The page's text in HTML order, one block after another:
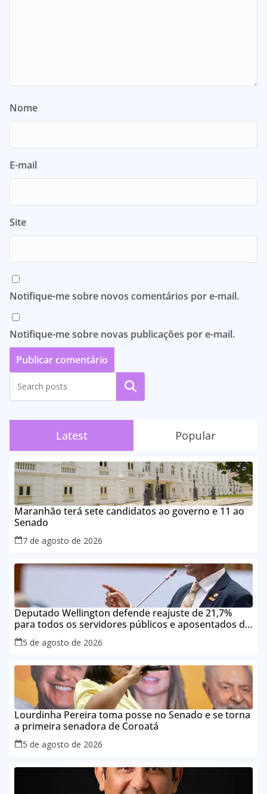
Nome
E-mail
Site
Notifique-me sobre novos comentários por e-mail.
Notifique-me sobre novas publicações por e-mail.
Pesquisar
Latest Popular
Maranhão terá sete candidatos ao governo e 11 ao
Senado
7 de agosto de 2026
Deputado Wellington defende reajuste de 21,7%
para todos os servidores públicos e aposentados do
Maranhão
5 de agosto de 2026
Lourdinha Pereira toma posse no Senado e se torna
a primeira senadora de Coroatá
5 de agosto de 2026